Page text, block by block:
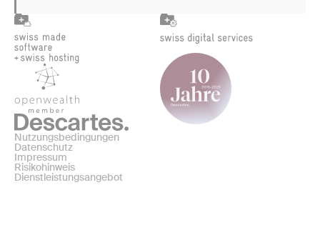
Nutzungsbedingungen
Datenschutz
Impressum
Risikohinweis
Dienstleistungsangebot